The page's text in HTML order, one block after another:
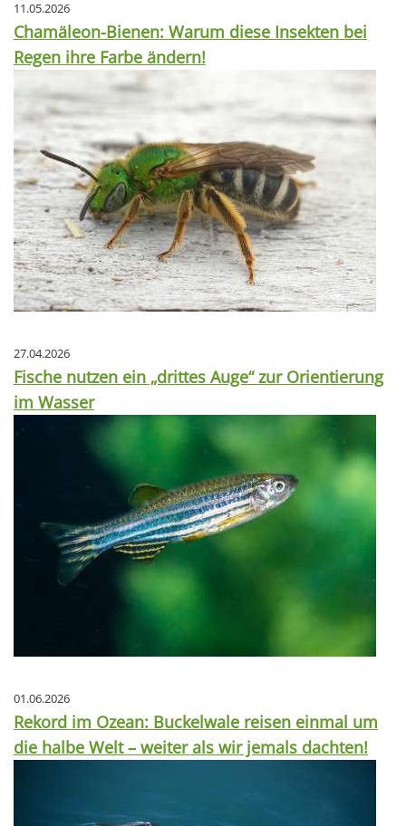
11.05.2026
Chamäleon-Bienen: Warum diese Insekten bei
Regen ihre Farbe ändern!
27.04.2026
Fische nutzen ein „drittes Auge“ zur Orientierung
im Wasser
01.06.2026
Rekord im Ozean: Buckelwale reisen einmal um
die halbe Welt – weiter als wir jemals dachten!